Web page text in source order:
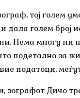
тој голем
дала голем
Нема многу
подетално за
податоци,
Дичо